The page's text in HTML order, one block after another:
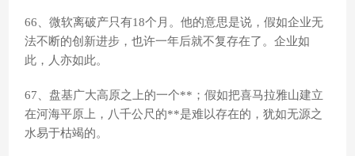
66、微软离破产只有18个月。他的意思是说，假如企业无
法不断的创新进步，也许一年后就不复存在了。企业如
此，人亦如此。
67、盘基广大高原之上的一个**；假如把喜马拉雅山建立
在河海平原上，八千公尺的**是难以存在的，犹如无源之
水易于枯竭的。